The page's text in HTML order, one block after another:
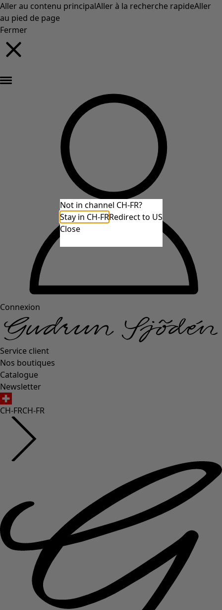
Aller au contenu principalAller à la recherche rapideAller
au pied de page
Fermer
Connexion
Service client
Nos boutiques
Catalogue
Newsletter
CH-FRCH-FR
Not in channel CH-FR?
Stay in CH-FRRedirect to US
Close